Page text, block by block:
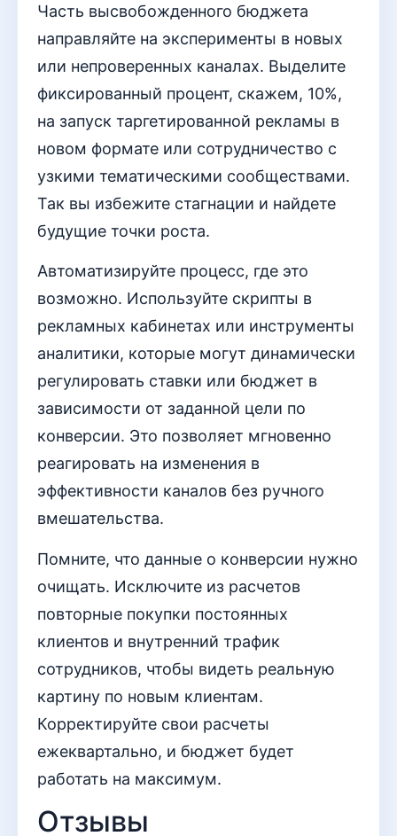
Часть высвобожденного бюджета
направляйте на эксперименты в новых
или непроверенных каналах. Выделите
фиксированный процент, скажем, 10%,
на запуск таргетированной рекламы в
новом формате или сотрудничество с
узкими тематическими сообществами.
Так вы избежите стагнации и найдете
будущие точки роста.
Автоматизируйте процесс, где это
возможно. Используйте скрипты в
рекламных кабинетах или инструменты
аналитики, которые могут динамически
регулировать ставки или бюджет в
зависимости от заданной цели по
конверсии. Это позволяет мгновенно
реагировать на изменения в
эффективности каналов без ручного
вмешательства.
Помните, что данные о конверсии нужно
очищать. Исключите из расчетов
повторные покупки постоянных
клиентов и внутренний трафик
сотрудников, чтобы видеть реальную
картину по новым клиентам.
Корректируйте свои расчеты
ежеквартально, и бюджет будет
работать на максимум.
Отзывы